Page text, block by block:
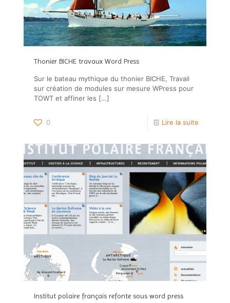
Thonier BICHE travaux Word Press
Sur le bateau mythique du thonier BICHE, Travail
sur création de modules sur mesure WPress pour
TOWT et affiner les […]
0 Lire la suite
Institut polaire français refonte sous word press